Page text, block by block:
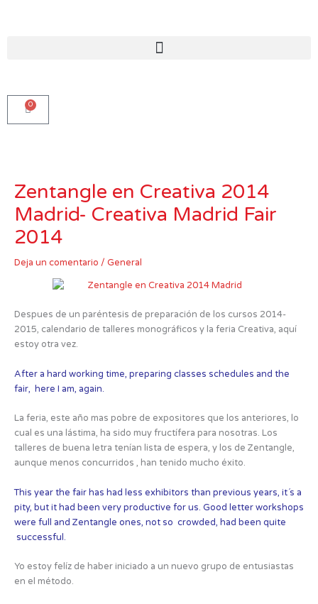
0
Carro
Zentangle en Creativa 2014
Madrid- Creativa Madrid Fair
2014
Deja un comentario / General
Despues de un paréntesis de preparación de los cursos 2014-
2015, calendario de talleres monográficos y la feria Creativa, aquí
estoy otra vez.
After a hard working time, preparing classes schedules and the
fair, here I am, again.
La feria, este año mas pobre de expositores que los anteriores, lo
cual es una lástima, ha sido muy fructífera para nosotras. Los
talleres de buena letra tenían lista de espera, y los de Zentangle,
aunque menos concurridos , han tenido mucho éxito.
This year the fair has had less exhibitors than previous years, it´s a
pity, but it had been very productive for us. Good letter workshops
were full and Zentangle ones, not so crowded, had been quite
successful.
Yo estoy felíz de haber iniciado a un nuevo grupo de entusiastas
en el método.